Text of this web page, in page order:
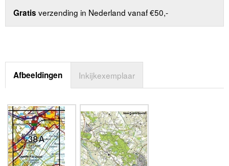
Gratis verzending in Nederland vanaf €50,-
Afbeeldingen Inkijkexemplaar